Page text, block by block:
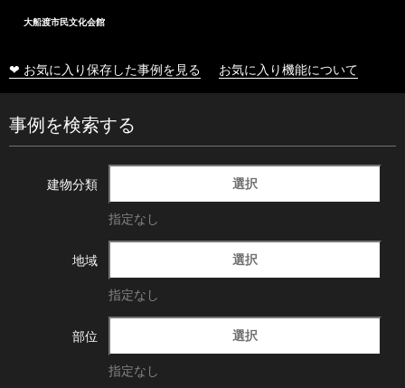
大船渡市民文化会館
❤ お気に入り保存した事例を見る お気に入り機能について
事例を検索する
建物分類 選択
指定なし
地域 選択
指定なし
部位 選択
指定なし